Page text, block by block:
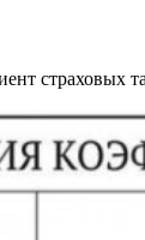
страховых